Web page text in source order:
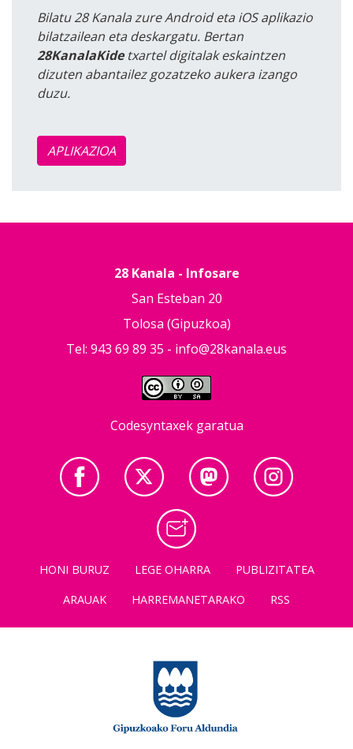
Bilatu 28 Kanala zure Android eta iOS aplikazio
bilatzailean eta deskargatu. Bertan
28KanalaKidetxartel digitalak eskaintzen
dizuten abantailez gozatzeko aukera izango
duzu.
APLIKAZIOA
28 Kanala - Infosare
San Esteban 20
Tolosa (Gipuzkoa)
Tel: 943 69 89 35 - info@28kanala.eus
Codesyntaxek garatua
HONI BURUZ LEGE OHARRA
PUBLIZITATEA
ARAUAK
HARREMANETARAKO RSS